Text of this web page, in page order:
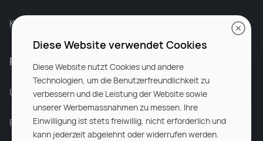
Karriere bei Rocken
Für Unternehmen
Unsere Dienstleistungen
Partnerunternehmen
Diese Website verwendet Cookies
Diese Website nutzt Cookies und andere
Technologien, um die Benutzerfreundlichkeit zu
verbessern und die Leistung der Website sowie
unserer Werbemassnahmen zu messen. Ihre
Einwilligung ist stets freiwillig, nicht erforderlich und
kann jederzeit abgelehnt oder widerrufen werden.